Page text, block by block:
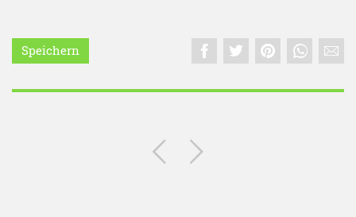
Speichern